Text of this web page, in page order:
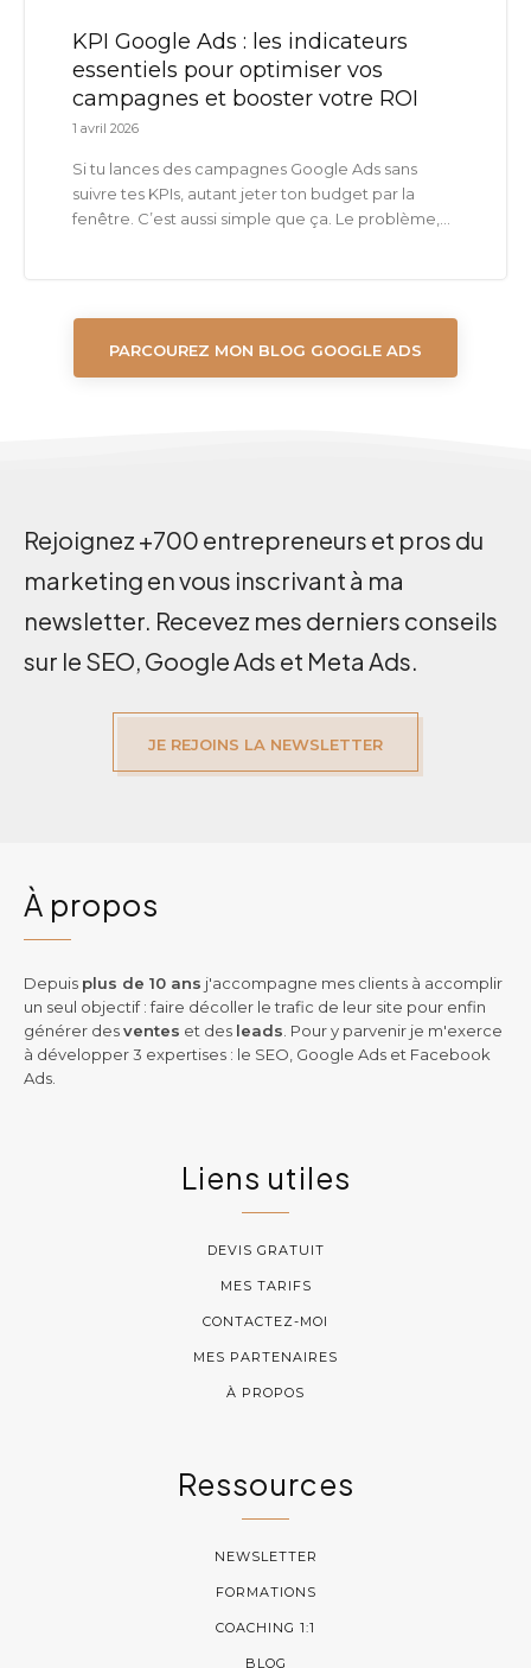
KPI Google Ads : les indicateurs
essentiels pour optimiser vos
campagnes et booster votre ROI
1 avril 2026
Si tu lances des campagnes Google Ads sans
suivre tes KPIs, autant jeter ton budget par la
fenêtre. C’est aussi simple que ça. Le problème,...
PARCOUREZ MON BLOG GOOGLE ADS
Rejoignez +700 entrepreneurs et pros du
marketing en vous inscrivant à ma
newsletter. Recevez mes derniers conseils
sur le SEO, Google Ads et Meta Ads.
JE REJOINS LA NEWSLETTER
À propos
Depuis plus de 10 ans j'accompagne mes clients à accomplir
un seul objectif : faire décoller le trafic de leur site pour enfin
générer desventes et des leads . Pour y parvenir je m'exerce
à développer 3 expertises : le SEO, Google Ads et Facebook
Ads.
Liens utiles
DEVIS GRATUIT
MES TARIFS
CONTACTEZ-MOI
MES PARTENAIRES
À PROPOS
Ressources
NEWSLETTER
FORMATIONS
COACHING 1:1
BLOG